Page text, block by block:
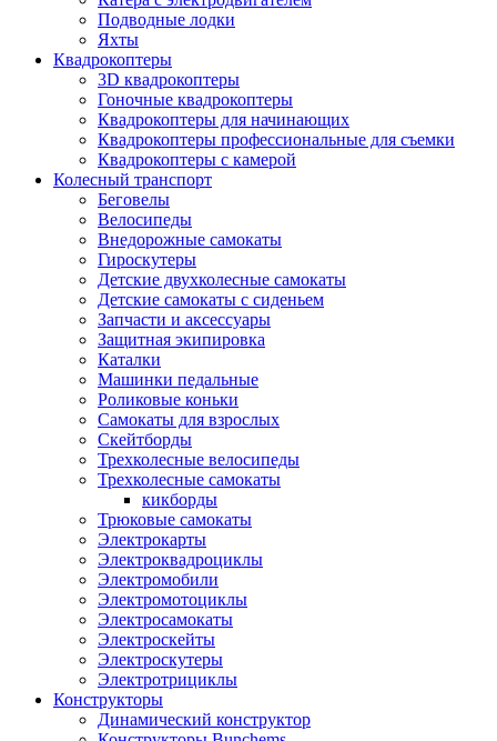
Подводные лодки
Яхты
Квадрокоптеры
3D квадрокоптеры
Гоночные квадрокоптеры
Квадрокоптеры для начинающих
Квадрокоптеры профессиональные для съемки
Квадрокоптеры с камерой
Колесный транспорт
Беговелы
Велосипеды
Внедорожные самокаты
Гироскутеры
Детские двухколесные самокаты
Детские самокаты с сиденьем
Запчасти и аксессуары
Защитная экипировка
Каталки
Машинки педальные
Роликовые коньки
Самокаты для взрослых
Скейтборды
Трехколесные велосипеды
Трехколесные самокаты
кикборды
Трюковые самокаты
Электрокарты
Электроквадроциклы
Электромобили
Электромотоциклы
Электросамокаты
Электроскейты
Электроскутеры
Электротрициклы
Конструкторы
Динамический конструктор